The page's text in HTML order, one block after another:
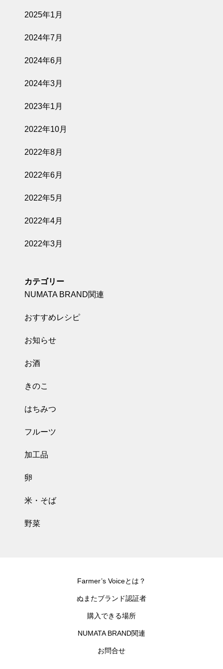
2025年1月
2024年7月
2024年6月
2024年3月
2023年1月
2022年10月
2022年8月
2022年6月
2022年5月
2022年4月
2022年3月
カテゴリー
NUMATA BRAND関連
おすすめレシピ
お知らせ
お酒
きのこ
はちみつ
フルーツ
加工品
卵
米・そば
野菜
Farmer’s Voiceとは？
ぬまたブランド認証者
購入できる場所
NUMATA BRAND関連
お問合せ